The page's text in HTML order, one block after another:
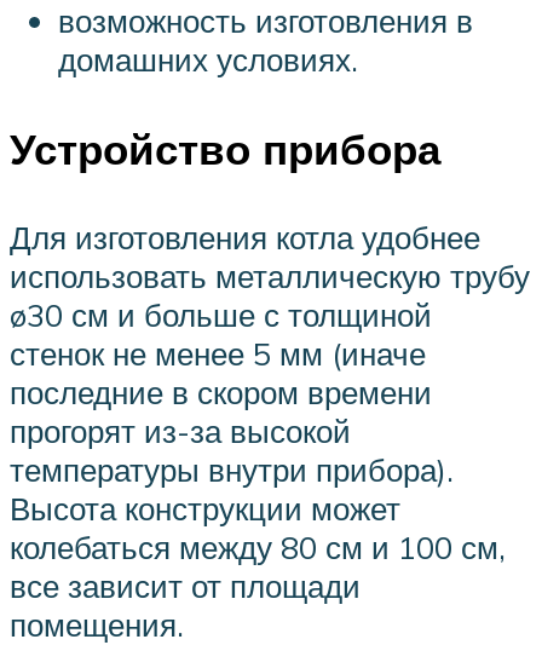
возможность изготовления в
домашних условиях.
Устройство прибора
Для изготовления котла удобнее
использовать металлическую трубу
ø30 см и больше с толщиной
стенок не менее 5 мм (иначе
последние в скором времени
прогорят из-за высокой
температуры внутри прибора).
Высота конструкции может
колебаться между 80 см и 100 см,
все зависит от площади
помещения.